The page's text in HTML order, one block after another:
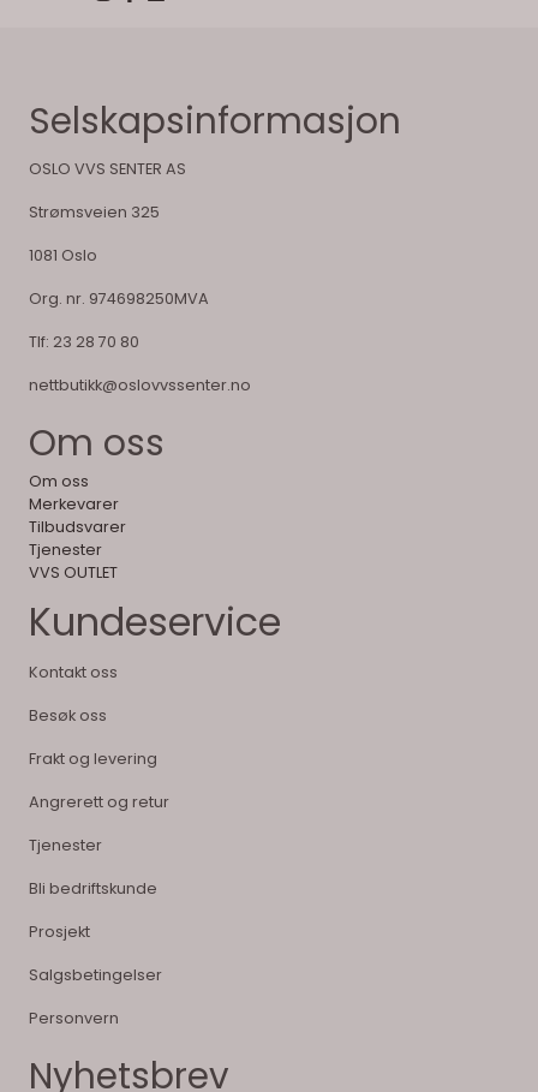
Selskapsinformasjon
OSLO VVS SENTER AS
Strømsveien 325
1081 Oslo
Org. nr. 974698250MVA
Tlf: 23 28 70 80
nettbutikk@oslovvssenter.no
Om oss
Om oss
Merkevarer
Tilbudsvarer
Tjenester
VVS OUTLET
Kundeservice
Kontakt oss
Besøk oss
Frakt og levering
Angrerett og retur
Tjenester
Bli bedriftskunde
Prosjekt
Salgsbetingelser
Personvern
Nyhetsbrev